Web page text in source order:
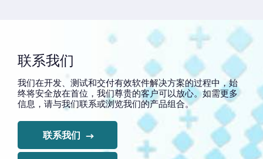
联系我们
我们在开发、测试和交付有效软件解决方案的过程中，始
终将安全放在首位，我们尊贵的客户可以放心。如需更多
信息，请与我们联系或浏览我们的产品组合。
联系我们